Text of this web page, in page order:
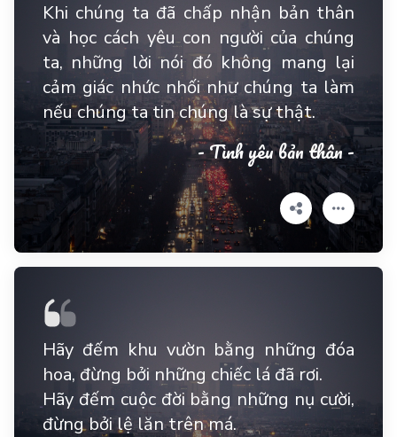
Khi chúng ta đã chấp nhận bản thân
và học cách yêu con người của chúng
ta, những lời nói đó không mang lại
cảm giác nhức nhối như chúng ta làm
nếu chúng ta tin chúng là sự thật.
- Tình yêu bản thân -
Hãy đếm khu vườn bằng những đóa
hoa, đừng bởi những chiếc lá đã rơi.
Hãy đếm cuộc đời bằng những nụ cười,
đừng bởi lệ lăn trên má.